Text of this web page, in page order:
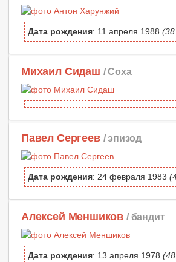
Дата рождения: 11 апреля 1988 (38
Михаил Сидаш / Соха
Павел Сергеев / эпизод
Дата рождения: 24 февраля 1983
Алексей Меншиков / бандит
Дата рождения: 13 апреля 1978 (48